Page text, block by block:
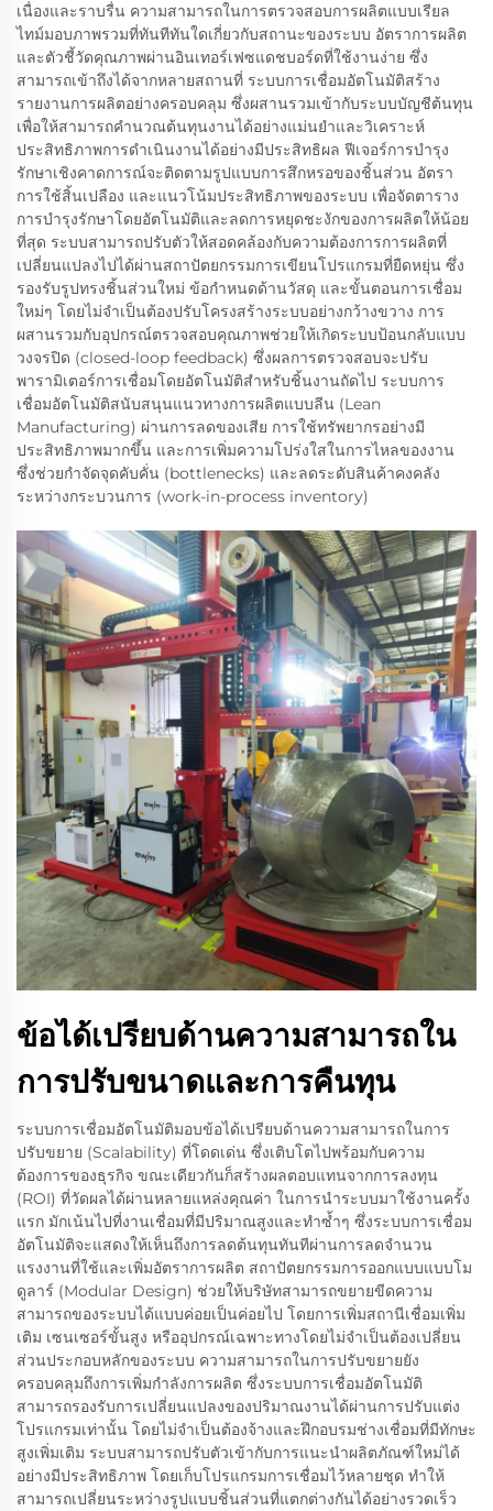
เนื่องและราบรื่น ความสามารถในการตรวจสอบการผลิตแบบเรียล
ไทม์มอบภาพรวมที่ทันทีทันใดเกี่ยวกับสถานะของระบบ อัตราการผลิต
และตัวชี้วัดคุณภาพผ่านอินเทอร์เฟซแดชบอร์ดที่ใช้งานง่าย ซึ่ง
สามารถเข้าถึงได้จากหลายสถานที่ ระบบการเชื่อมอัตโนมัติสร้าง
รายงานการผลิตอย่างครอบคลุม ซึ่งผสานรวมเข้ากับระบบบัญชีต้นทุน
เพื่อให้สามารถคำนวณต้นทุนงานได้อย่างแม่นยำและวิเคราะห์
ประสิทธิภาพการดำเนินงานได้อย่างมีประสิทธิผล ฟีเจอร์การบำรุง
รักษาเชิงคาดการณ์จะติดตามรูปแบบการสึกหรอของชิ้นส่วน อัตรา
การใช้สิ้นเปลือง และแนวโน้มประสิทธิภาพของระบบ เพื่อจัดตาราง
การบำรุงรักษาโดยอัตโนมัติและลดการหยุดชะงักของการผลิตให้น้อย
ที่สุด ระบบสามารถปรับตัวให้สอดคล้องกับความต้องการการผลิตที่
เปลี่ยนแปลงไปได้ผ่านสถาปัตยกรรมการเขียนโปรแกรมที่ยืดหยุ่น ซึ่ง
รองรับรูปทรงชิ้นส่วนใหม่ ข้อกำหนดด้านวัสดุ และขั้นตอนการเชื่อม
ใหม่ๆ โดยไม่จำเป็นต้องปรับโครงสร้างระบบอย่างกว้างขวาง การ
ผสานรวมกับอุปกรณ์ตรวจสอบคุณภาพช่วยให้เกิดระบบป้อนกลับแบบ
วงจรปิด (closed-loop feedback) ซึ่งผลการตรวจสอบจะปรับ
พารามิเตอร์การเชื่อมโดยอัตโนมัติสำหรับชิ้นงานถัดไป ระบบการ
เชื่อมอัตโนมัติสนับสนุนแนวทางการผลิตแบบลีน (Lean
Manufacturing) ผ่านการลดของเสีย การใช้ทรัพยากรอย่างมี
ประสิทธิภาพมากขึ้น และการเพิ่มความโปร่งใสในการไหลของงาน
ซึ่งช่วยกำจัดจุดคับคั่น (bottlenecks) และลดระดับสินค้าคงคลัง
ระหว่างกระบวนการ (work-in-process inventory)
ข้อได้เปรียบด้านความสามารถใน
การปรับขนาดและการคืนทุน
ระบบการเชื่อมอัตโนมัติมอบข้อได้เปรียบด้านความสามารถในการ
ปรับขยาย (Scalability) ที่โดดเด่น ซึ่งเติบโตไปพร้อมกับความ
ต้องการของธุรกิจ ขณะเดียวกันก็สร้างผลตอบแทนจากการลงทุน
(ROI) ที่วัดผลได้ผ่านหลายแหล่งคุณค่า ในการนำระบบมาใช้งานครั้ง
แรก มักเน้นไปที่งานเชื่อมที่มีปริมาณสูงและทำซ้ำๆ ซึ่งระบบการเชื่อม
อัตโนมัติจะแสดงให้เห็นถึงการลดต้นทุนทันทีผ่านการลดจำนวน
แรงงานที่ใช้และเพิ่มอัตราการผลิต สถาปัตยกรรมการออกแบบแบบโม
ดูลาร์ (Modular Design) ช่วยให้บริษัทสามารถขยายขีดความ
สามารถของระบบได้แบบค่อยเป็นค่อยไป โดยการเพิ่มสถานีเชื่อมเพิ่ม
เติม เซนเซอร์ขั้นสูง หรืออุปกรณ์เฉพาะทางโดยไม่จำเป็นต้องเปลี่ยน
ส่วนประกอบหลักของระบบ ความสามารถในการปรับขยายยัง
ครอบคลุมถึงการเพิ่มกำลังการผลิต ซึ่งระบบการเชื่อมอัตโนมัติ
สามารถรองรับการเปลี่ยนแปลงของปริมาณงานได้ผ่านการปรับแต่ง
โปรแกรมเท่านั้น โดยไม่จำเป็นต้องจ้างและฝึกอบรมช่างเชื่อมที่มีทักษะ
สูงเพิ่มเติม ระบบสามารถปรับตัวเข้ากับการแนะนำผลิตภัณฑ์ใหม่ได้
อย่างมีประสิทธิภาพ โดยเก็บโปรแกรมการเชื่อมไว้หลายชุด ทำให้
สามารถเปลี่ยนระหว่างรูปแบบชิ้นส่วนที่แตกต่างกันได้อย่างรวดเร็ว